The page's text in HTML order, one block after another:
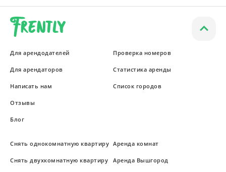
Для арендодателей
Для арендаторов
Написать нам
Отзывы
Блог
Проверка номеров
Статистика аренды
Список городов
Снять однокомнатную квартиру
Снять двухкомнатную квартиру
Аренда комнат
Аренда Вышгород